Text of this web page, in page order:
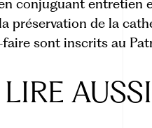
conjuguant entretien
préservation de la
sont inscrits au
LIRE AUSSI